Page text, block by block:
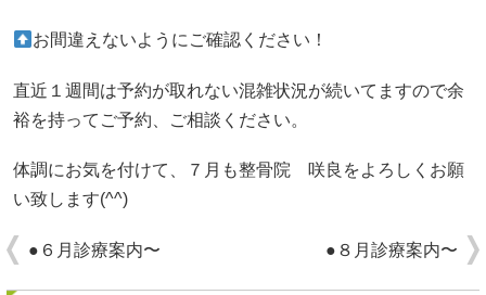
お間違えないようにご確認ください！
直近１週間は予約が取れない混雑状況が続いてますので余
裕を持ってご予約、ご相談ください。
体調にお気を付けて、７月も整骨院 咲良をよろしくお願
い致します(^^)
●６月診療案内〜 ●８月診療案内〜